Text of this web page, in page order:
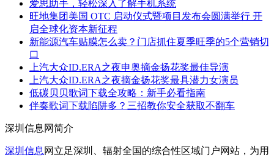
爱思助手，轻松深入了解手机系统
旺地集团美国 OTC 启动仪式暨项目发布会圆满举行 开
启全球化资本新征程
新能源汽车贴膜怎么卖？门店抓住夏季旺季的5个营销切
口
上汽大众ID.ERA之夜申奥摘金扬花奖最佳导演
上汽大众ID.ERA之夜摘金扬花奖最具潜力女演员
低碳贝贝歌词下载全攻略：新手必看指南
伴奏歌词下载陷阱多？三招教你安全获取不翻车
深圳信息网简介
深圳信息 网立足深圳、辐射全国的综合性区域门户网站，为用